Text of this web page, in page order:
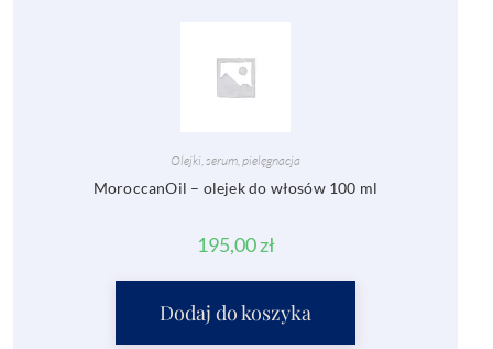
Olejki, serum, pielęgnacja
MoroccanOil – olejek do włosów 100 ml
195,00zł
Dodaj do koszyka